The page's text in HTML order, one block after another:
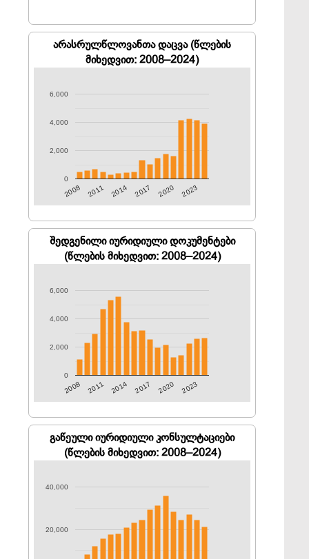
არასრულწლოვანთა დაცვა (წლების
მიხედვით: 2008–2024)
2008 2011 2014 2017 2020 2023
0
2,000
4,000
6,000
შედგენილი იურიდიული დოკუმენტები
(წლების მიხედვით: 2008–2024)
2008 2011 2014 2017 2020 2023
0
2,000
4,000
6,000
გაწეული იურიდიული კონსულტაციები
(წლების მიხედვით: 2008–2024)
20,000
40,000